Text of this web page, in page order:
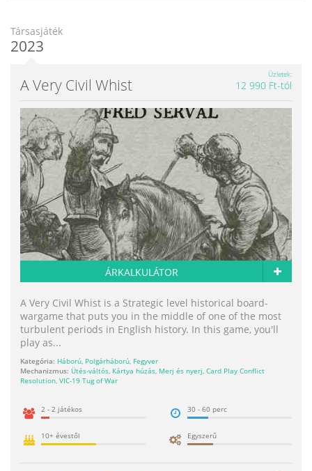
Társasjáték
2023
A Very Civil Whist
Üzletek
12 990 Ft-tól
ÁRKALKULÁTOR
A Very Civil Whist is a Strategic level historical board-
wargame that puts you in the middle of one of the most
turbulent periods in English history. In this game, you'll
play as...
Kategória: Háború, Polgárháború, Fegyver
Mechanizmus: Ütés-váltós, Kártya húzás, Merj és nyerj, Card Play Conflict
Resolution, VIC-19 Tug of War
2 - 2 játékos 30 - 60 perc
10+ évestől Egyszerű